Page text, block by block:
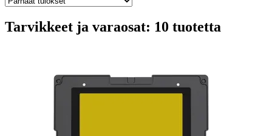
Tarvikkeet ja varaosat: 10 tuotetta